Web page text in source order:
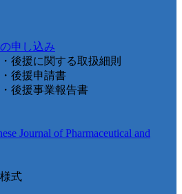
申し込み
後援に関する取扱細則
後援申請書
後援事業報告書
Journal of Pharmaceutical and
式